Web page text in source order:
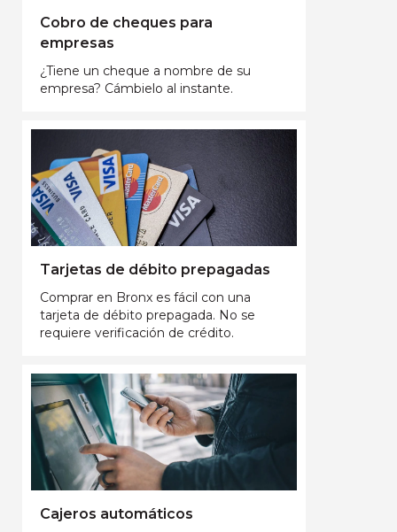
Cobro de cheques para
empresas
¿Tiene un cheque a nombre de su
empresa? Cámbielo al instante.
Tarjetas de débito prepagadas
Comprar en Bronx es fácil con una
tarjeta de débito prepagada. No se
requiere verificación de crédito.
Cajeros automáticos